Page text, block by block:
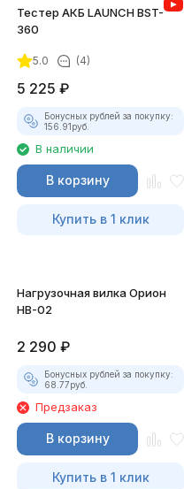
Тестер АКБ LAUNCH BST-
360
5.0 (4)
5 225 ₽
Бонусных рублей за покупку:
156.91руб.
В наличии
В корзину
Купить в 1 клик
Нагрузочная вилка Орион
НВ-02
2 290 ₽
Бонусных рублей за покупку:
68.77руб.
Предзаказ
В корзину
Купить в 1 клик